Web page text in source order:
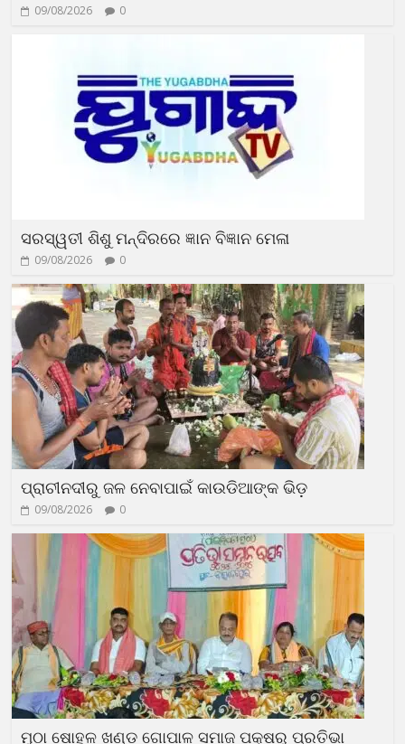
09/08/2026 0
ସରସ୍ୱତୀ ଶିଶୁ ମନ୍ଦିରରେ ଜ୍ଞାନ ବିଜ୍ଞାନ ମେଳା
09/08/2026 0
ପ୍ରାଚୀନଦୀରୁ ଜଳ ନେବାପାଇଁ କାଉଡିଆଙ୍କ ଭିଡ଼
09/08/2026 0
ମୁଠା ଷୋହଳ ଖଣ୍ଡ ଗୋପାଳ ସମାଜ ପକ୍ଷରୁ ପ୍ରତିଭା